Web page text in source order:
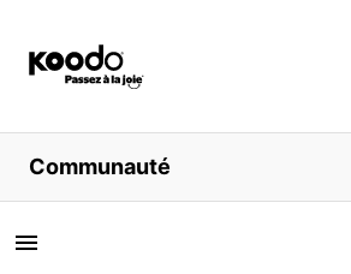
Magasiner
Libre service
Aide
Communauté